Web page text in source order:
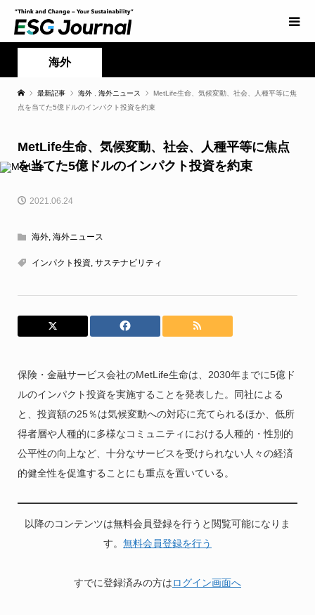
海外
最新記事 海外 海外ニュース
MetLife生命、気候変動、社会、人種平等に焦
点を当てた5億ドルのインパクト投資を約束
MetLife生命、気候変動、社会、人種平等に焦点
を当てた5億ドルのインパクト投資を約束
2021.06.24
海外, 海外ニュース
インパクト投資, サステナビリティ
保険・金融サービス会社のMetLife生命は、2030年までに5億ド
ルのインパクト投資を実施することを発表した。同社による
と、投資額の25％は気候変動への対応に充てられるほか、低所
得者層や人種的に多様なコミュニティにおける人種的・性別的
公平性の向上など、十分なサービスを受けられない人々の経済
的健全性を促進することにも重点を置いている。
以降のコンテンツは無料会員登録を行うと閲覧可能になりま
す。 無料会員登録を行う
すでに登録済みの方はログイン画面へ